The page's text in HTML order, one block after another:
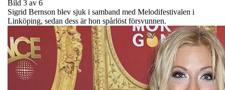
Bild 3 av 6
Sigrid Bernson blev sjuk i samband med Melodifestivalen i
Linköping, sedan dess är hon spårlöst försvunnen.